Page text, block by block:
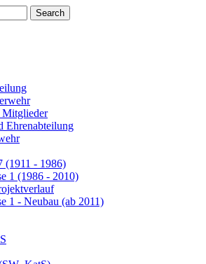
Mitglieder
Ehrenabteilung
(1911 - 1986)
1 (1986 - 2010)
1 - Neubau (ab 2011)